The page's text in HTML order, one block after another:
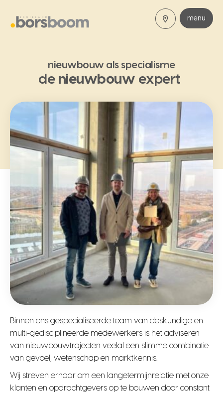
menu
nieuwbouw als specialisme
de nieuwbouw expert
Binnen ons gespecialiseerde team van deskundige en
multi-gedisciplineerde medewerkers is het adviseren
van nieuwbouwtrajecten veelal een slimme combinatie
van gevoel, wetenschap en marktkennis.
Wij streven ernaar om een langetermijnrelatie met onze
klanten en opdrachtgevers op te bouwen door constant